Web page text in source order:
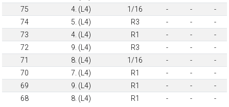
75
4. (L4) 1/16 - -
-
74
5. (L4) R3 - -
-
73
4. (L4) R1 - -
-
72
9. (L4) R3 - -
-
71
8. (L4) 1/16 - -
-
70
7. (L4) R1 - -
-
69
9. (L4) R1 - -
-
68
8. (L4) R1 - - -